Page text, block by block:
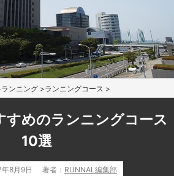
ランニング >ランニングコース >
すめのランニングコース
10選
8月9日 著者： RUNNAL編集部